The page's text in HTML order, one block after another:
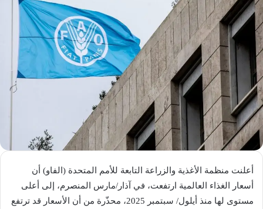
أعلنت منظمة الأغذية والزراعة التابعة للأمم المتحدة (الفاو) أن
أسعار الغذاء العالمية ارتفعت، في آذار/‌مارس المنصرم، إلى أعلى
مستوى لها منذ أيلول/ سبتمبر 2025، محذّرة من أن الأسعار قد ترتفع